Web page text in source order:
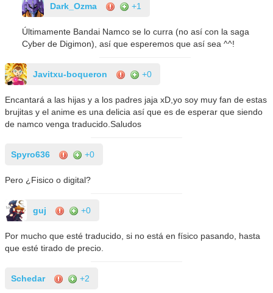
Dark_Ozma +1
Últimamente Bandai Namco se lo curra (no así con la saga
Cyber de Digimon), así que esperemos que así sea ^^!
Javitxu-boqueron +0
Encantará a las hijas y a los padres jaja xD,yo soy muy fan de estas
brujitas y el anime es una delicia así que es de esperar que siendo
de namco venga traducido.Saludos
Spyro636 +0
Pero ¿Fisico o digital?
guj +0
Por mucho que esté traducido, si no está en físico pasando, hasta
que esté tirado de precio.
Schedar +2